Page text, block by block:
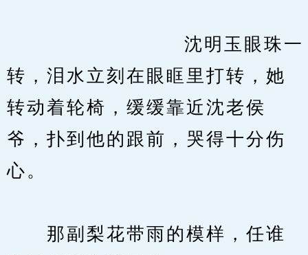
沈明玉眼珠一
转，泪水立刻在眼眶里打转，她
转动着轮椅，缓缓靠近沈老侯
爷，扑到他的跟前，哭得十分伤
心。
那副梨花带雨的模样，任谁